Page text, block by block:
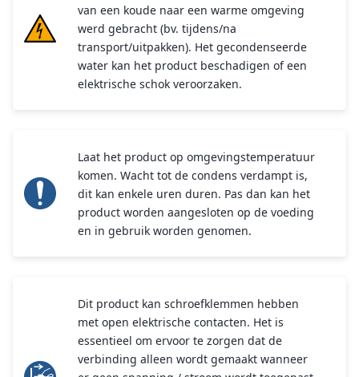
van een koude naar een warme omgeving
werd gebracht (bv. tijdens/na
transport/uitpakken). Het gecondenseerde
water kan het product beschadigen of een
elektrische schok veroorzaken.
Laat het product op omgevingstemperatuur
komen. Wacht tot de condens verdampt is,
dit kan enkele uren duren. Pas dan kan het
product worden aangesloten op de voeding
en in gebruik worden genomen.
Dit product kan schroefklemmen hebben
met open elektrische contacten. Het is
essentieel om ervoor te zorgen dat de
verbinding alleen wordt gemaakt wanneer